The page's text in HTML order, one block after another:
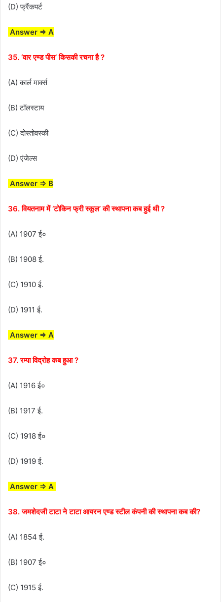
(D) फ्रैंकपर्ट
Answer ⇒ A
35. ‘वार एण्ड पीस’ किसकी रचना है ?
(A) कार्ल मार्क्स
(B) टॉलस्टाय
(C) दोस्तोवस्की
(D) एंजेल्स
Answer ⇒ B
36. वियतनाम में ‘टोकिन फ्री स्कूल’ की स्थापना कब हुई थी ?
(A) 1907 ई०
(B) 1908 ई.
(C) 1910 ई.
(D) 1911 ई.
Answer ⇒ A
37. रम्पा विद्रोह कब हुआ ?
(A) 1916 ई०
(B) 1917 ई.
(C) 1918 ई०
(D) 1919 ई.
Answer ⇒ A
38. जमशेदजी टाटा ने टाटा आयरन एण्ड स्टील कंपनी की स्थापना कब की?
(A) 1854 ई.
(B) 1907 ई०
(C) 1915 ई.